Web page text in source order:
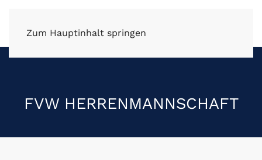
Zum Hauptinhalt springen
FVW HERRENMANNSCHAFT